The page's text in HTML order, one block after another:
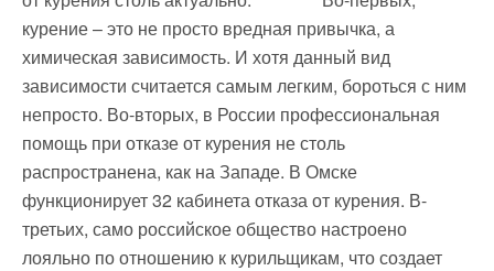
курение – это не просто вредная привычка, а
химическая зависимость. И хотя данный вид
зависимости считается самым легким, бороться с ним
непросто. Во-вторых, в России профессиональная
помощь при отказе от курения не столь
распространена, как на Западе. В Омске
функционирует 32 кабинета отказа от курения. В-
третьих, само российское общество настроено
лояльно по отношению к курильщикам, что создает